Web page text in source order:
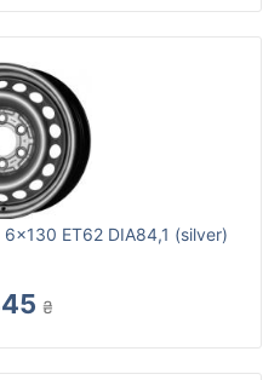
ET62 DIA84,1 (silver)
₴